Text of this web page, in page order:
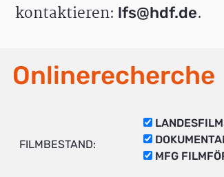
kontaktieren: lfs@hdf.de.
Onlinerecherche
FILMBESTAND:
MFG